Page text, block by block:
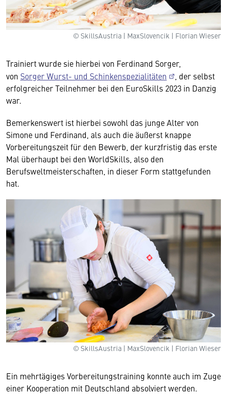
© SkillsAustria | MaxSlovencik | Florian Wieser
Trainiert wurde sie hierbei von Ferdinand Sorger,
von Sorger Wurst- und Schinkenspezialitäten
, der selbst
erfolgreicher Teilnehmer bei den EuroSkills 2023 in Danzig
war.
Bemerkenswert ist hierbei sowohl das junge Alter von
Simone und Ferdinand, als auch die äußerst knappe
Vorbereitungszeit für den Bewerb, der kurzfristig das erste
Mal überhaupt bei den WorldSkills, also den
Berufsweltmeisterschaften, in dieser Form stattgefunden
hat.
© SkillsAustria | MaxSlovencik | Florian Wieser
Ein mehrtägiges Vorbereitungstraining konnte auch im Zuge
einer Kooperation mit Deutschland absolviert werden.